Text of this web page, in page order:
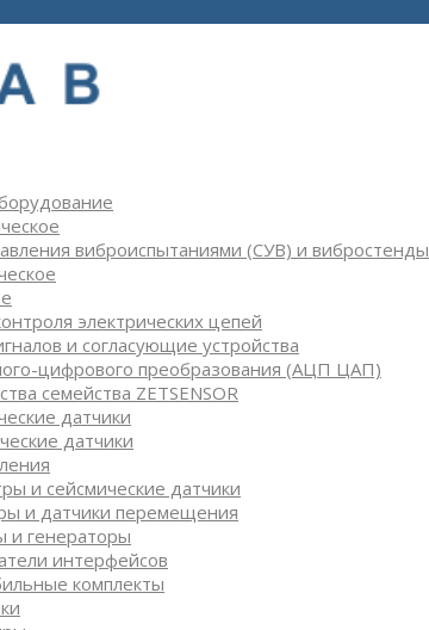
виброиспытаниями (СУВ) и вибростенды
электрических цепей
и согласующие устройства
цифрового преобразования (АЦП ЦАП)
семейства ZETSENSOR
датчики
датчики
и сейсмические датчики
и датчики перемещения
и генераторы
интерфейсов
комплекты